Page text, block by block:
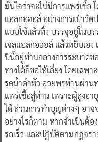
มั่นใจว่าจะไม่มีการแพร่เชื้อ
แอลกอฮอล์ อย่างการเป่าวั
แบบใช้แล้วทิ้ง บรรจุอยู่ในบ
เจลแอลกอฮอล์ แล้วหยิบเอ
ปีนี้อยู่ท่ามกลางการระบาดข
ทางได้ก็ขอให้เลี่ยง โดยเฉพ
รดน้ำดำหัว อวยพรท่านผ่าน
แพร่เชื้อสู่ท่าน เพราะผู้สูงอา
ได้ ส่วนการทำบุญต่างๆ อาจ
อย่างไรก็ตาม หากจำเป็นต้
รถเร็ว และปฏิบัติตามกฎจร